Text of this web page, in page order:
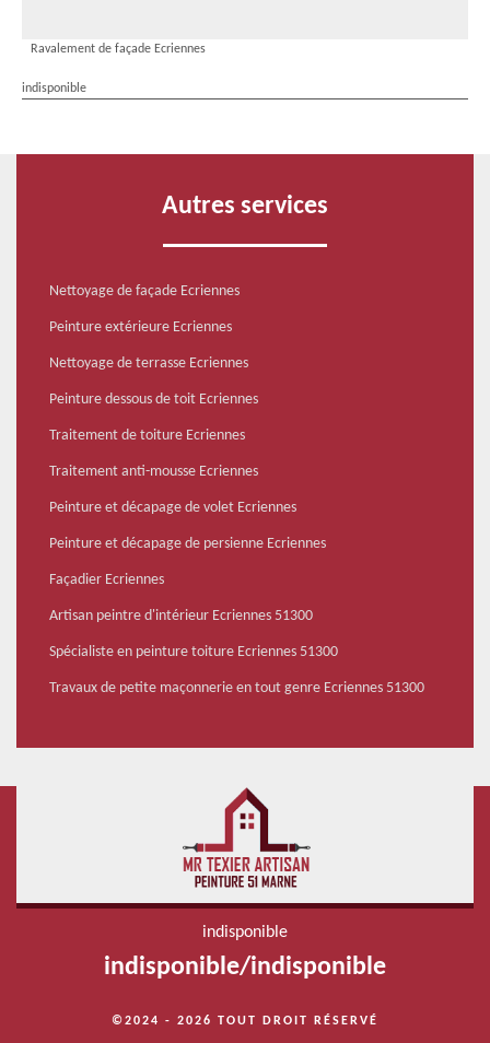
Ravalement de façade Ecriennes
indisponible
Autres services
Nettoyage de façade Ecriennes
Peinture extérieure Ecriennes
Nettoyage de terrasse Ecriennes
Peinture dessous de toit Ecriennes
Traitement de toiture Ecriennes
Traitement anti-mousse Ecriennes
Peinture et décapage de volet Ecriennes
Peinture et décapage de persienne Ecriennes
Façadier Ecriennes
Artisan peintre d'intérieur Ecriennes 51300
Spécialiste en peinture toiture Ecriennes 51300
Travaux de petite maçonnerie en tout genre Ecriennes 51300
indisponible
indisponible/indisponible
©2024 - 2026 TOUT DROIT RÉSERVÉ